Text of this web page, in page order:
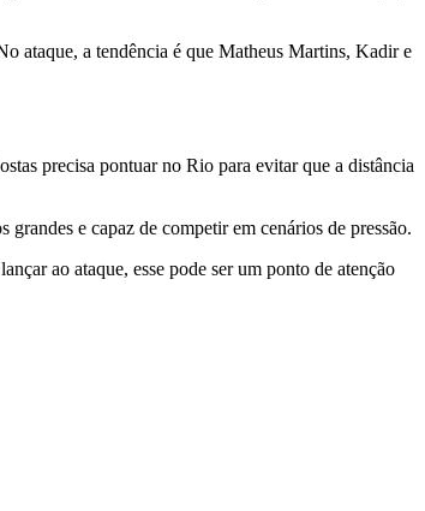
ataque, a tendência é que Matheus Martins, Kadir e
precisa pontuar no Rio para evitar que a distância
e capaz de competir em cenários de pressão.
ao ataque, esse pode ser um ponto de atenção